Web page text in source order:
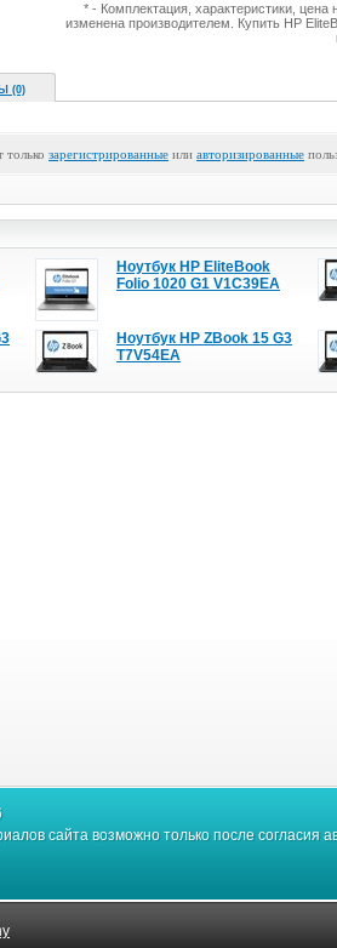
* - Комплектация, характеристики,
изменена производителем. Купить HP
(0)
только зарегистрированные или авторизированные
Ноутбук HP EliteBook
Folio 1020 G1 V1C39EA
Ноутбук HP ZBook 15 G3
T7V54EA
сайта возможно только после согласия